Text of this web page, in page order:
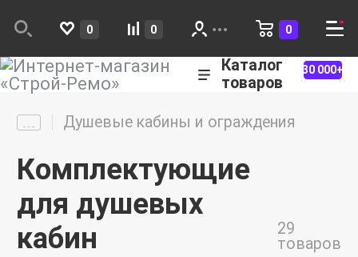
0 0 0
Каталог
товаров
30 000+
Душевые кабины и ограждения
Комплектующие
для душевых
кабин
29
товаров